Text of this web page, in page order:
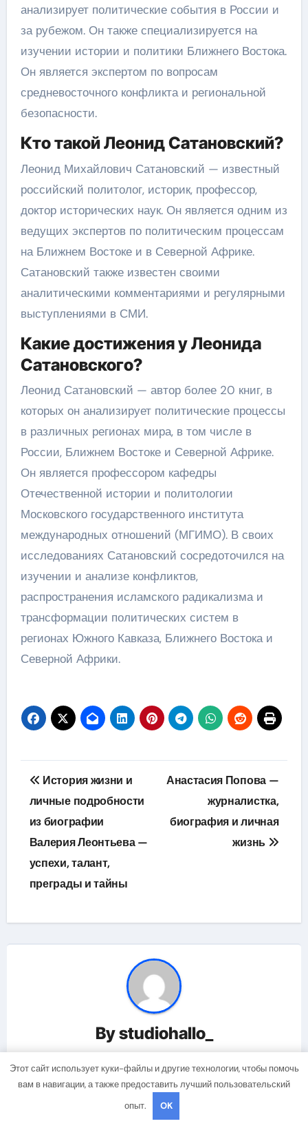
анализирует политические события в России и
за рубежом. Он также специализируется на
изучении истории и политики Ближнего Востока.
Он является экспертом по вопросам
средневосточного конфликта и региональной
безопасности.
Кто такой Леонид Сатановский?
Леонид Михайлович Сатановский — известный
российский политолог, историк, профессор,
доктор исторических наук. Он является одним из
ведущих экспертов по политическим процессам
на Ближнем Востоке и в Северной Африке.
Сатановский также известен своими
аналитическими комментариями и регулярными
выступлениями в СМИ.
Какие достижения у Леонида
Сатановского?
Леонид Сатановский — автор более 20 книг, в
которых он анализирует политические процессы
в различных регионах мира, в том числе в
России, Ближнем Востоке и Северной Африке.
Он является профессором кафедры
Отечественной истории и политологии
Московского государственного института
международных отношений (МГИМО). В своих
исследованиях Сатановский сосредоточился на
изучении и анализе конфликтов,
распространения исламского радикализма и
трансформации политических систем в
регионах Южного Кавказа, Ближнего Востока и
Северной Африки.
Навигация
по
записям
История жизни и
личные подробности
из биографии
Валерия Леонтьева —
успехи, талант,
преграды и тайны
Анастасия Попова —
журналистка,
биография и личная
жизнь
Bystudiohallo_
Этот сайт использует куки-файлы и другие технологии, чтобы помочь
вам в навигации, а также предоставить лучший пользовательский
опыт.
OK